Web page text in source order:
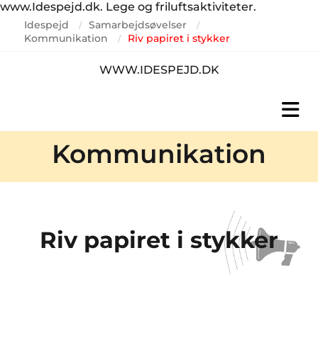
www.Idespejd.dk. Lege og friluftsaktiviteter.
Idespejd / Samarbejdsøvelser /
Kommunikation / Riv papiret i stykker
WWW.IDESPEJD.DK
Kommunikation
Riv papiret i stykker